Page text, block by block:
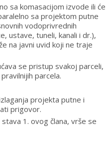
sa komasacijom izvode ili će
sa projektom putne
vodoprivrednih
ustave, tuneli, kanali i dr.),
na javni uvid koji ne traje
se pristup svakoj parceli,
parcela.
projekta putne i
prigovor.
1. ovog člana, vrše se